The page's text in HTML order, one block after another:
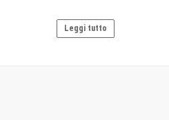
Leggi tutto